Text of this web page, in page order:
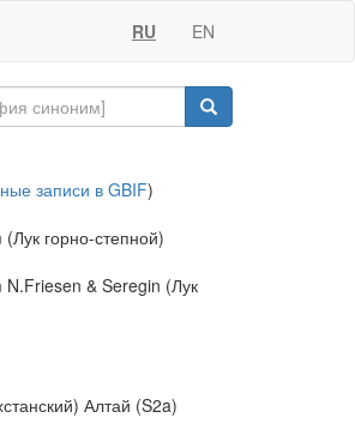
RU EN
записи в GBIF)
горно-степной)
& Seregin (Лук
Алтай (S2a)